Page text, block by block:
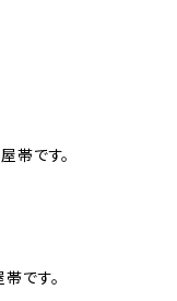
帯です。
です。